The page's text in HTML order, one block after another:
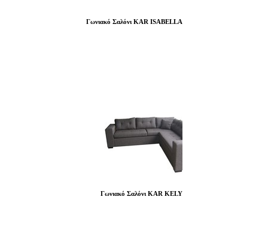
Γωνιακό Σαλόνι KAR ISABELLA
Γωνιακό Σαλόνι KAR KELY